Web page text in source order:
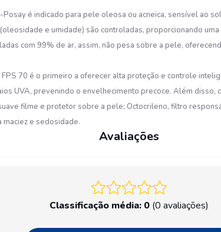
é indicado para pele oleosa ou acneica, sensível ao
e umidade) são controladas, proporcionando
com 99% de ar, assim, não pesa sobre a pele,
70 é o primeiro a oferecer alta proteção e controle
UVA, prevenindo o envelhecimento precoce. Além disso,
filme e protetor sobre a pele; Octocrileno, filtro
e sedosidade.
Avaliações
Classificação média: 0 (0 avaliações)